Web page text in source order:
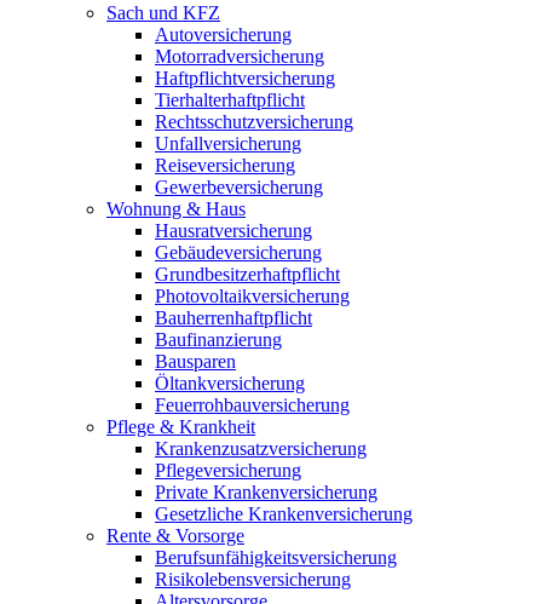
Sach und KFZ
Autoversicherung
Motorradversicherung
Haftpflichtversicherung
Tierhalterhaftpflicht
Rechtsschutzversicherung
Unfallversicherung
Reiseversicherung
Gewerbeversicherung
Wohnung & Haus
Hausratversicherung
Gebäudeversicherung
Grundbesitzerhaftpflicht
Photovoltaikversicherung
Bauherrenhaftpflicht
Baufinanzierung
Bausparen
Öltankversicherung
Feuerrohbauversicherung
Pflege & Krankheit
Krankenzusatzversicherung
Pflegeversicherung
Private Krankenversicherung
Gesetzliche Krankenversicherung
Rente & Vorsorge
Berufs­unfähigkeitsversicherung
Risikolebensversicherung